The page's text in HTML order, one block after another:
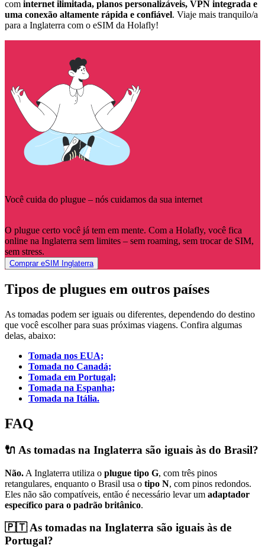
com internet ilimitada, planos personalizáveis, VPN integrada e
uma conexão altamente rápida e confiável. Viaje mais tranquilo/a
para a Inglaterra com o eSIM da Holafly!
Você cuida do plugue – nós cuidamos da sua internet
O plugue certo você já tem em mente. Com a Holafly, você fica
online na Inglaterra sem limites – sem roaming, sem trocar de SIM,
sem stress.
Comprar eSIM Inglaterra
Tipos de plugues em outros países
As tomadas podem ser iguais ou diferentes, dependendo do destino
que você escolher para suas próximas viagens. Confira algumas
delas, abaixo:
Tomada nos EUA;
Tomada no Canadá;
Tomada em Portugal;
Tomada na Espanha;
Tomada na Itália.
FAQ
🔌 As tomadas na Inglaterra são iguais às do Brasil?
Não. A Inglaterra utiliza o plugue tipo G, com três pinos
retangulares, enquanto o Brasil usa o tipo N, com pinos redondos.
Eles não são compatíveis, então é necessário levar um adaptador
específico para o padrão britânico.
🇵🇹 As tomadas na Inglaterra são iguais às de
Portugal?